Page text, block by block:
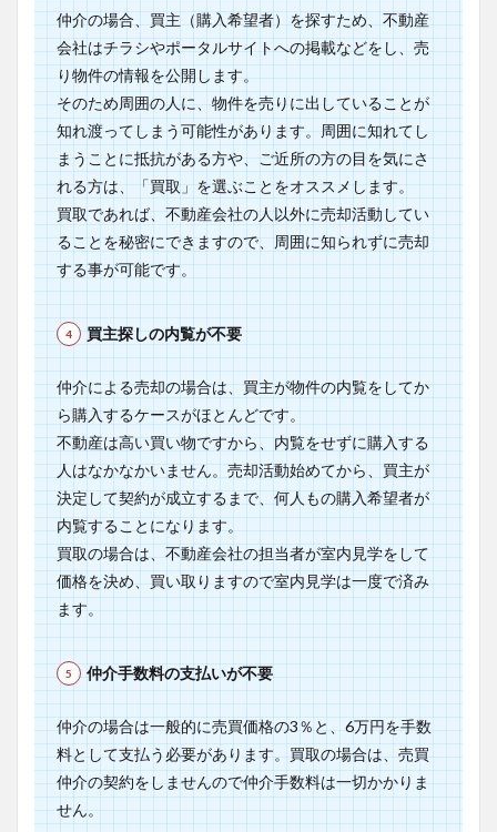
仲介の場合、買主（購入希望者）を探すため、不動産
会社はチラシやポータルサイトへの掲載などをし、売
り物件の情報を公開します。
そのため周囲の人に、物件を売りに出していることが
知れ渡ってしまう可能性があります。周囲に知れてし
まうことに抵抗がある方や、ご近所の方の目を気にさ
れる方は、「買取」を選ぶことをオススメします。
買取であれば、不動産会社の人以外に売却活動してい
ることを秘密にできますので、周囲に知られずに売却
する事が可能です。
買主探しの内覧が不要
仲介による売却の場合は、買主が物件の内覧をしてか
ら購入するケースがほとんどです。
不動産は高い買い物ですから、内覧をせずに購入する
人はなかなかいません。売却活動始めてから、買主が
決定して契約が成立するまで、何人もの購入希望者が
内覧することになります。
買取の場合は、不動産会社の担当者が室内見学をして
価格を決め、買い取りますので室内見学は一度で済み
ます。
仲介手数料の支払いが不要
仲介の場合は一般的に売買価格の3％と、6万円を手数
料として支払う必要があります。買取の場合は、売買
仲介の契約をしませんので仲介手数料は一切かかりま
せん。